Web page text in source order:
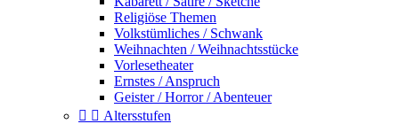
Religiöse Themen
Volkstümliches / Schwank
Weihnachten / Weihnachtsstücke
Vorlesetheater
Ernstes / Anspruch
Geister / Horror / Abenteuer
  Altersstufen